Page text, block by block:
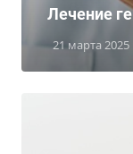
21 марта 2025
Лечение